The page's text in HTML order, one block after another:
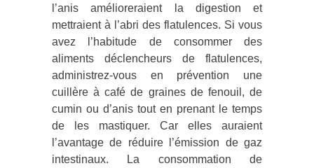
l’anis amélioreraient la digestion et
mettraient à l’abri des flatulences. Si vous
avez l’habitude de consommer des
aliments déclencheurs de flatulences,
administrez-vous en prévention une
cuillère à café de graines de fenouil, de
cumin ou d’anis tout en prenant le temps
de les mastiquer. Car elles auraient
l’avantage de réduire l’émission de gaz
intestinaux. La consommation de